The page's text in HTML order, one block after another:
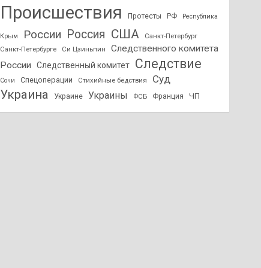
Происшествия Протесты РФ Республика
Крым России Россия США
Санкт-Петербург
Санкт-Петербурге
Си Цзиньпин
Следственного комитета
России
Следственный комитет Следствие
Сочи Спецоперации Стихийные бедствия Суд
Украина Украине Украины ФСБ Франция ЧП